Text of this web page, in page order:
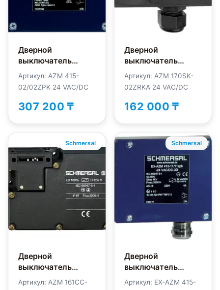
Дверной
выключатель
безопасности
Schmersal AZM415-
02/02ZPK-
24VAC/DC
Артикул: AZM 415-
02/02ZPK 24 VAC/DC
307 200 ₸
Дверной
выключатель
безопасности
Schmersal
02ZRKA-24VAC/DC
Артикул: AZM 170SK-
02ZRKA 24 VAC/DC
162 000 ₸
Schmersal
Дверной
выключатель
безопасности
Артикул: AZM 161CC-
Schmersal
Дверной
выключатель
безопасности
Артикул: EX-AZM 415-